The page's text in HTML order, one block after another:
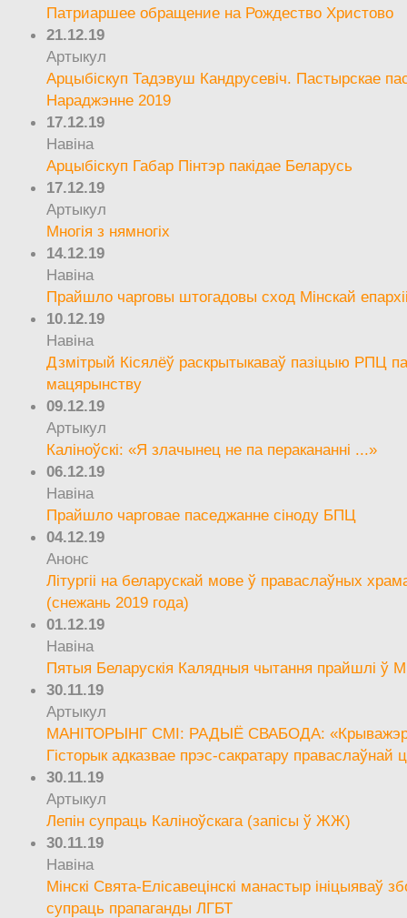
Патриаршее обращение на Рождество Христово
21.12.19
Артыкул
Арцыбіскуп Тадэвуш Кандрусевіч. Пастырскае
Нараджэнне 2019
17.12.19
Навіна
Арцыбіскуп Габар Пінтэр пакідае Беларусь
17.12.19
Артыкул
Многія з нямногіх
14.12.19
Навіна
Прайшло чарговы штогадовы сход Мінскай
10.12.19
Навіна
Дзмітрый Кісялёў раскрытыкаваў пазіцыю РПЦ
мацярынству
09.12.19
Артыкул
Каліноўскі: «Я злачынец не па перакананні ...»
06.12.19
Навіна
Прайшло чарговае паседжанне сіноду БПЦ
04.12.19
Анонс
Літургіі на беларускай мове ў праваслаўных
(снежань 2019 года)
01.12.19
Навіна
Пятыя Беларускія Калядныя чытання прайшлі ў
30.11.19
Артыкул
МАНІТОРЫНГ СМІ: РАДЫЁ СВАБОДА:
Гісторык адказвае прэс-сакратару праваслаўнай
30.11.19
Артыкул
Лепін супраць Каліноўскага (запісы ў ЖЖ)
30.11.19
Навіна
Мінскі Свята-Елісавецінскі манастыр ініцыяваў
супраць прапаганды ЛГБТ